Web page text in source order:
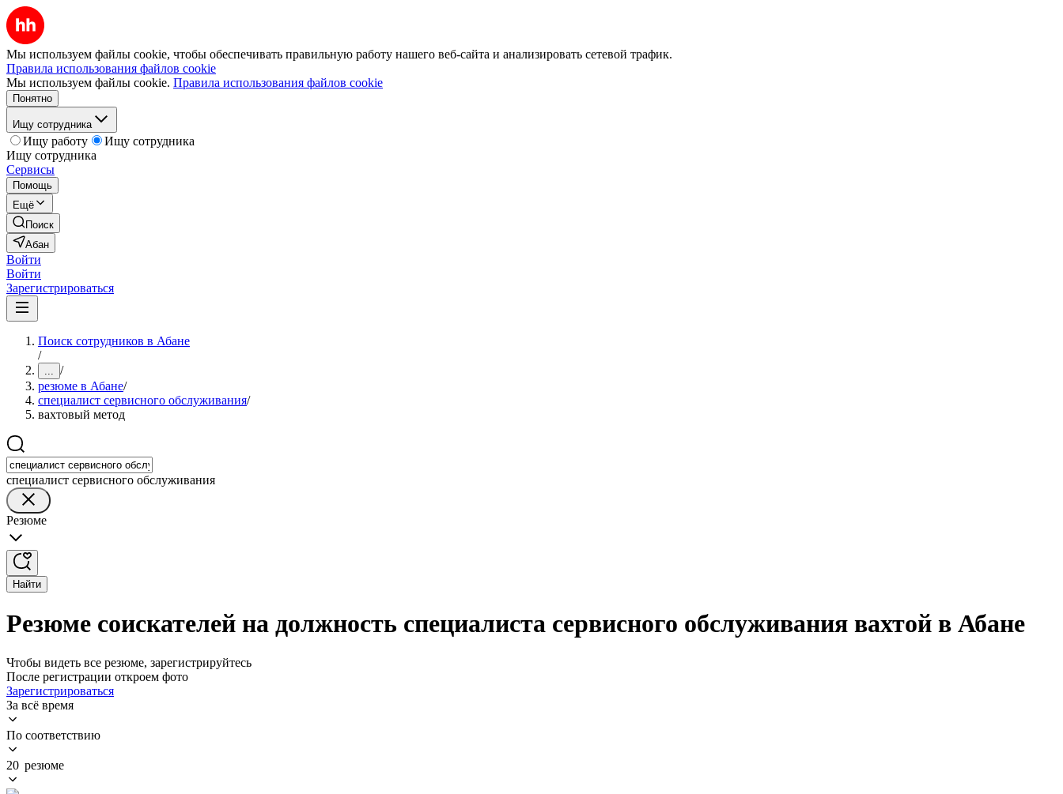
Мы используем файлы cookie, чтобы обеспечивать правильную работу нашего веб-сайта и анализировать сетевой трафик.
Правила использования файлов cookie
Мы используем файлы cookie. Правила использования файлов cookie
Понятно
Ищу сотрудника
Ищу работу
Ищу сотрудника
Ищу сотрудника
Сервисы
Помощь
Ещё
Поиск
Абан
Войти
Войти
Зарегистрироваться
Поиск сотрудников в Абане
/
... /
резюме в Абане/
специалист сервисного обслуживания/
вахтовый метод
специалист сервисного обслуживания
Резюме
Найти
Резюме соискателей на должность специалиста сервисного обслуживания вахтой в Абане
Чтобы видеть все резюме, зарегистрируйтесь
После регистрации откроем фото
Зарегистрироваться
За всё время
По соответствию
20 резюме